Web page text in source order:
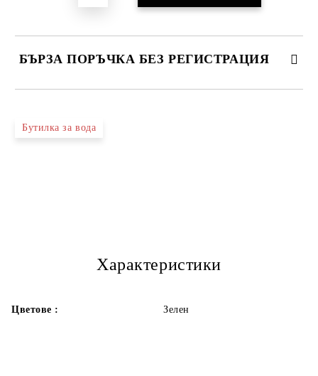
БЪРЗА ПОРЪЧКА БЕЗ РЕГИСТРАЦИЯ
Бутилка за вода
Характеристики
Цветове : Зелен